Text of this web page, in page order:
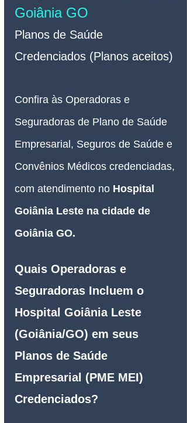
Goiânia GO
Planos de Saúde
Credenciados (Planos aceitos)
Confira às Operadoras e
Seguradoras de Plano de Saúde
Empresarial, Seguros de Saúde e
Convênios Médicos credenciadas,
com atendimento no Hospital
Goiânia Leste na cidade de
Goiânia GO.
Quais Operadoras e
Seguradoras Incluem o
Hospital Goiânia Leste
(Goiânia/GO) em seus
Planos de Saúde
Empresarial (PME MEI)
Credenciados?